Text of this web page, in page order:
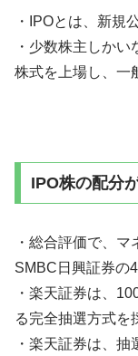
・IPOとは、新規
・少数株主しか
株式を上場し、一
IPO株の配分
・総合評価で、マ
SMBC日興証券の4
・楽天証券は、
る完全抽選方式を
・楽天証券は、抽